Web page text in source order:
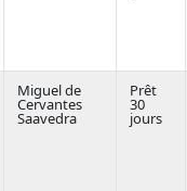
Miguel de
Cervantes
Saavedra
Prêt
30
jours